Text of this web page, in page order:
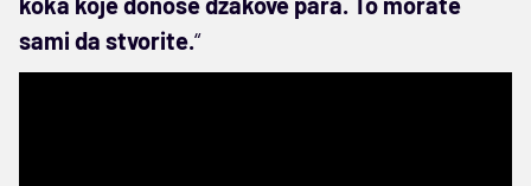
sami da stvorite.“